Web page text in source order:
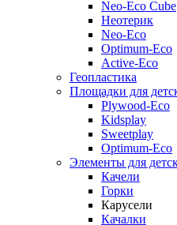
Neo-Eco Cube
Неотерик
Neo-Eco
Оptimum-Еco
Active-Eco
Геопластика
Площадки для
Plywood-Eco
Kidsplay
Sweetplay
Оptimum-Еco
Элементы для
Качели
Горки
Карусели
Качалки